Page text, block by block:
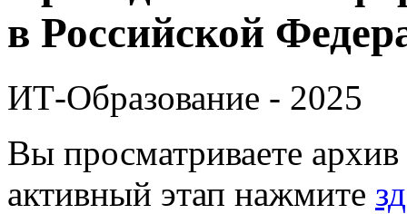
в Российской
ИТ-Образование - 2025
Вы просматриваете
активный этап нажмите